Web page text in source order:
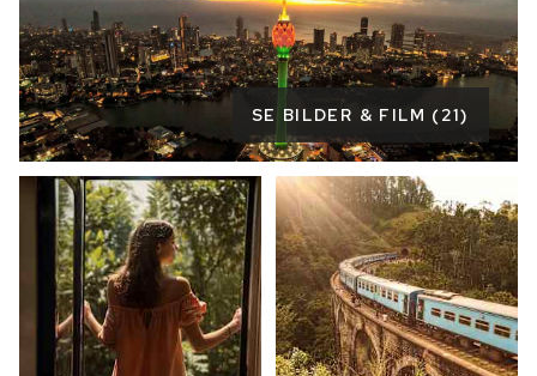
SE BILDER & FILM (21)